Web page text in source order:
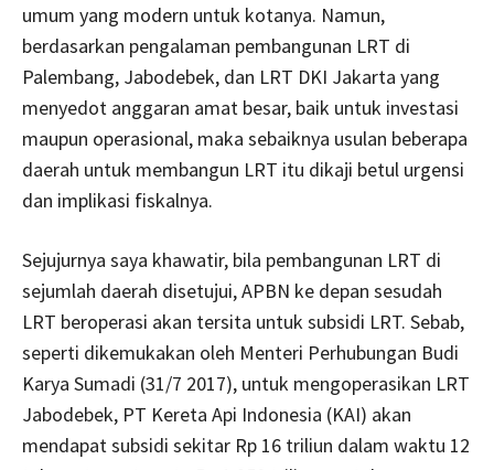
umum yang modern untuk kotanya. Namun,
berdasarkan pengalaman pembangunan LRT di
Palembang, Jabodebek, dan LRT DKI Jakarta yang
menyedot anggaran amat besar, baik untuk investasi
maupun operasional, maka sebaiknya usulan beberapa
daerah untuk membangun LRT itu dikaji betul urgensi
dan implikasi fiskalnya.
Sejujurnya saya khawatir, bila pembangunan LRT di
sejumlah daerah disetujui, APBN ke depan sesudah
LRT beroperasi akan tersita untuk subsidi LRT. Sebab,
seperti dikemukakan oleh Menteri Perhubungan Budi
Karya Sumadi (31/7 2017), untuk mengoperasikan LRT
Jabodebek, PT Kereta Api Indonesia (KAI) akan
mendapat subsidi sekitar Rp 16 triliun dalam waktu 12